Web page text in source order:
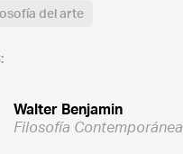
del arte
Walter Benjamin
Filosofía Contemporánea